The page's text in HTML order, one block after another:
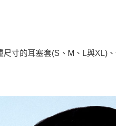
寸的耳塞套(S、M、L與XL)